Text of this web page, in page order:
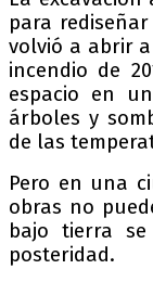
para
volvió a abrir
incendio de
espacio en
árboles y
de las
Pero en una
obras no
bajo tierra
posteridad.